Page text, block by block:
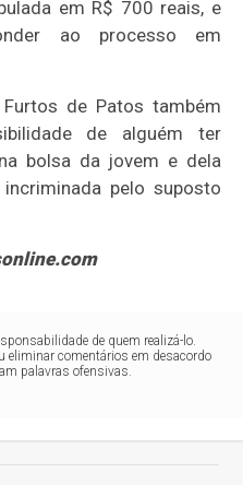
em R$ 700 reais, e
ao processo em
de Patos também
de alguém ter
bolsa da jovem e dela
pelo suposto
de quem realizá-lo.
eliminar comentários em desacordo
palavras ofensivas.